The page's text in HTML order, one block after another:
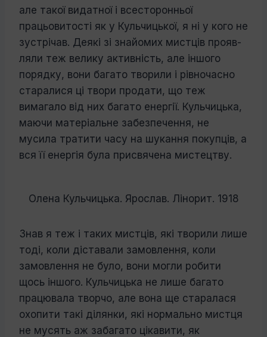
але такої видатної і всесторонньої
працьовитості як у Кульчицької, я ні у кого не
зу­стрічав. Деякі зі знайомих мистців прояв­
ляли теж велику активність, але іншого
порядку, вони багато творили і рівночасно
старалися ці твори продати, що теж
вимагало від них багато енергії. Кульчицька,
маючи матеріальне забезпечення, не
мусила тратити часу на шукання покупців, а
вся її енергія була присвячена мистецтву.
Олена Кульчицька. Ярослав. Лінорит. 1918
Знав я теж і таких мистців, які творили лише
тоді, коли діставали замовлення, коли
замовлення не було, вони могли ро­бити
щось іншого. Кульчицька не лише багато
працювала творчо, але вона ще старалася
охопити такі ділянки, які нор­мально мистця
не мусять аж забагато ціка­вити, як